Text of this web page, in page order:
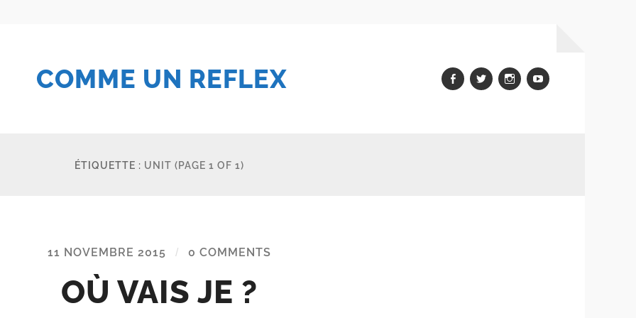
COMME UN REFLEX Facebook
TwitterInstagram
youtube
ÉTIQUETTE : UNIT (PAGE 1 OF 1)
11 NOVEMBRE 2015 / 0 COMMENTS
OÙ VAIS JE ?